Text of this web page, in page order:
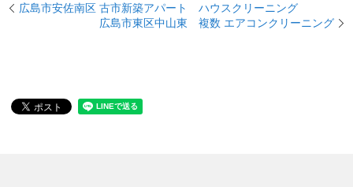
広島市安佐南区 古市新築アパート ハウスクリーニング
広島市東区中山東 複数 エアコンクリーニング